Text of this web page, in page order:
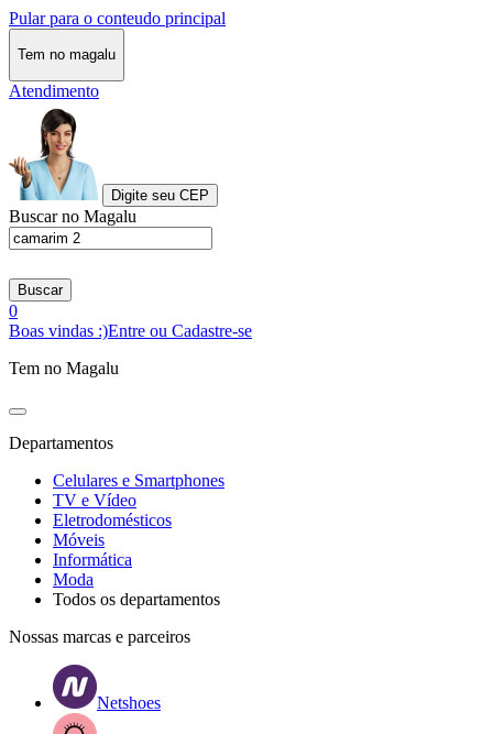
Pular para o conteudo principal
Tem no magalu
Atendimento
Digite seu CEP
Buscar no Magalu
Buscar
0
Boas vindas :)Entre ou Cadastre-se
Tem no Magalu
Departamentos
Celulares e Smartphones
TV e Vídeo
Eletrodomésticos
Móveis
Informática
Moda
Todos os departamentos
Nossas marcas e parceiros
Netshoes